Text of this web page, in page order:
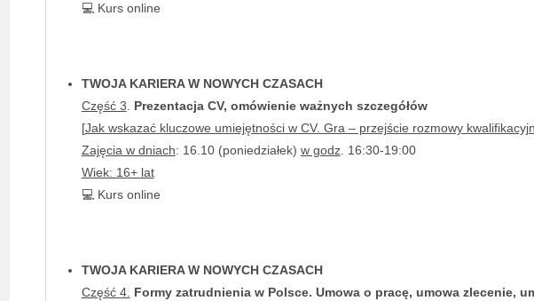
💻 Kurs online
TWOJA KARIERA W NOWYCH CZASACH
Część 3. Prezentacja CV, omówienie ważnych szczegółów
[Jak wskazać kluczowe umiejętności w CV. Gra – przejście rozmowy
Zajęcia w dniach: 16.10 (poniedziałek) w godz. 16:30-19:00
Wiek: 16+ lat
💻 Kurs online
TWOJA KARIERA W NOWYCH CZASACH
Część 4. Formy zatrudnienia w Polsce. Umowa o pracę, umowa zlecenie,